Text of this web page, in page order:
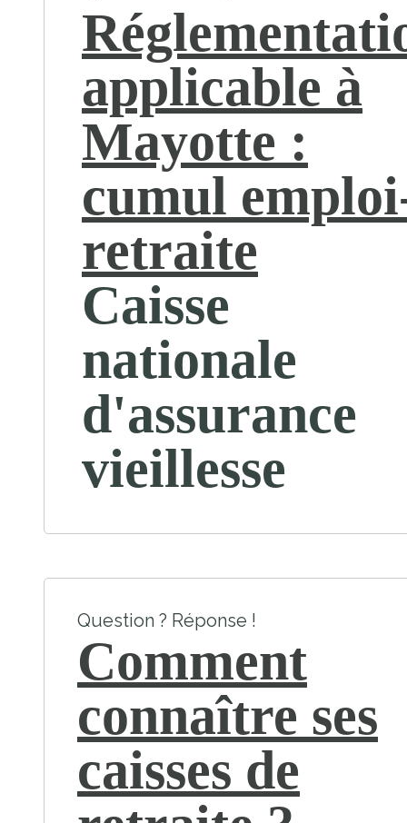
applicable à
Mayotte :
cumul
retraite
Caisse
nationale
d'assurance
vieillesse
Question ? Réponse !
Comment
connaître ses
caisses de